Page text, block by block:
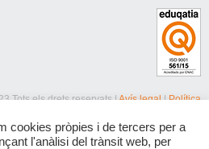
Tots els drets reservats |Avís legal|Política
cookies pròpies i de tercers per a
l'anàlisi del trànsit web, per